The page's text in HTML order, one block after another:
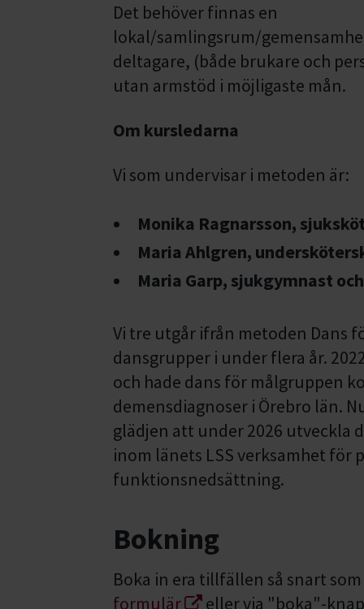
Det behöver finnas en
lokal/samlingsrum/
deltagare, (både brukare och
utan armstöd i möjligaste mån.
Om kursledarna
Vi som undervisar i metoden är:
Monika Ragnarsson,
Maria Ahlgren,
Maria Garp, sjukgymnast
Vi tre utgår ifrån metoden Dans
dansgrupper i under flera år.
och hade dans för målgruppen
demensdiagnoser i Örebro län.
glädjen att under 2026 utveckla
inom länets LSS verksamhet för
funktionsnedsättning.
Bokning
Boka in era tillfällen så snart
formulär
eller via "boka"-